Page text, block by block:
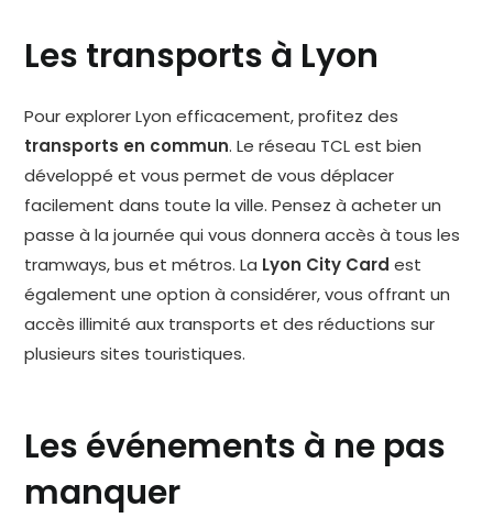
Les transports à Lyon
Pour explorer Lyon efficacement, profitez des
transports en commun. Le réseau TCL est bien
développé et vous permet de vous déplacer
facilement dans toute la ville. Pensez à acheter un
passe à la journée qui vous donnera accès à tous les
tramways, bus et métros. La Lyon City Card est
également une option à considérer, vous offrant un
accès illimité aux transports et des réductions sur
plusieurs sites touristiques.
Les événements à ne pas
manquer